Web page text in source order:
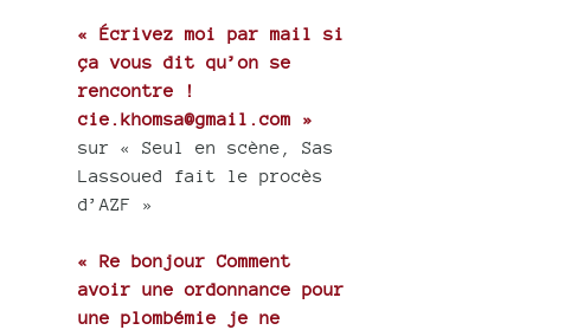
« Écrivez moi par mail si
ça vous dit qu’on se
rencontre !
cie.khomsa@gmail.com »
sur « Seul en scène, Sas
Lassoued fait le procès
d’AZF »
« Re bonjour Comment
avoir une ordonnance pour
une plombémie je ne